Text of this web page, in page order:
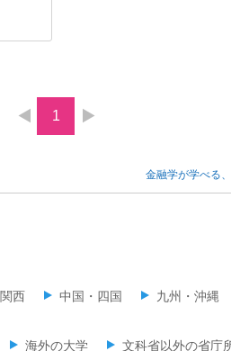
1
金融学が学べる
関西 中国・四国 九州・沖縄
海外の大学 文科省以外の省庁